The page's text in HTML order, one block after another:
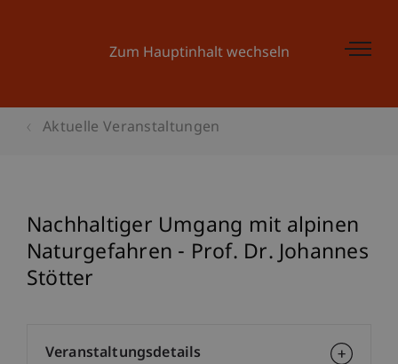
Zum Hauptinhalt wechseln
Aktuelle Veranstaltungen
Nachhaltiger Umgang mit alpinen
Naturgefahren - Prof. Dr. Johannes
Stötter
Veranstaltungsdetails